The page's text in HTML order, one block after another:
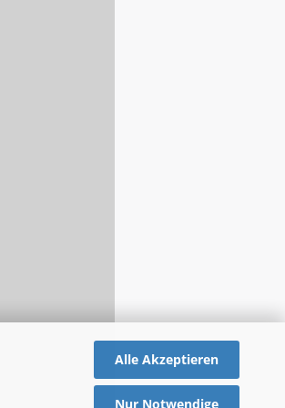
Alle Akzeptieren
Nur Notwendige